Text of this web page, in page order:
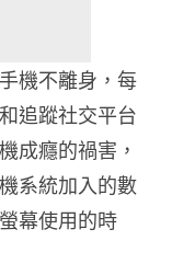
機不離身，每
追蹤社交平台
成癮的禍害，
系統加入的數
幕使用的時